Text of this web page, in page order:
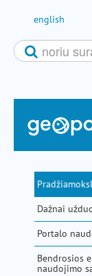
english
Dažnai
Portalo
Bendrosios
naudojimo